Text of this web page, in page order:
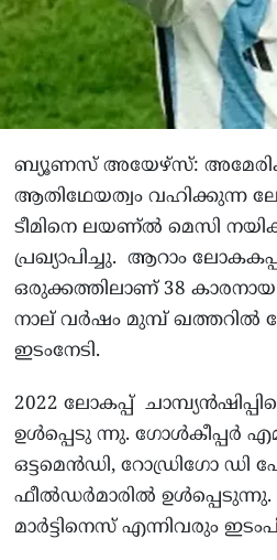
ബ്യൂണസ് അയേഴ്‌സ്:
ആതിഥേയത്വം വഹിക്കുന്ന
ടീമിനെ ലയണ്ല്‍ മെസി
പ്രഖ്യാപിച്ചു. ആറാം
ഒരുക്കത്തിലാണ് 38 കാരനായ
നാല് വര്‍ഷം മുമ്പ് ഖത്തറില്‍
ഇടംനേടി.
2022 ലോകപ്പ്
ഉള്‍പ്പെടു ന്നു. ഗോള്‍കീപ്പര്‍
ഒട്ടമെന്‍ഡി, റോഡ്രിഗോ ഡി
ഫീല്‍ഡര്‍മാരില്‍
മാര്‍ട്ടിനെസ് എന്നിവരും